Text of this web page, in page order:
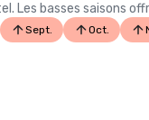
Les basses saisons
Sept. Oct.